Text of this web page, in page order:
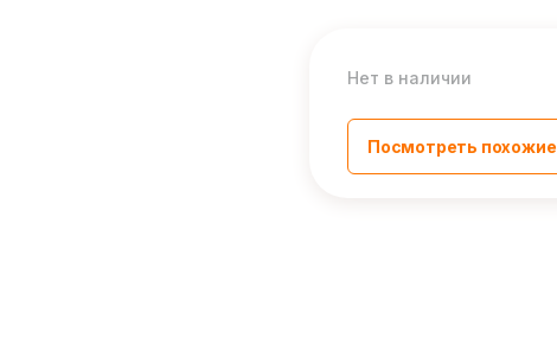
Нет в наличии
Посмотреть похожие